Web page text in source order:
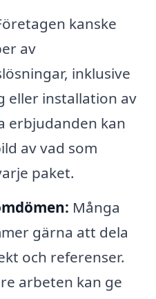
kanske
av
inklusive
eller installation av
erbjudanden kan
av vad som
paket.
Många
gärna att dela
och referenser.
arbeten kan ge